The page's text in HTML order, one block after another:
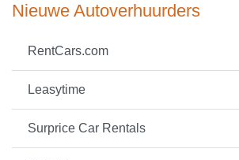
Nieuwe Autoverhuurders
RentCars.com
Leasytime
Surprice Car Rentals